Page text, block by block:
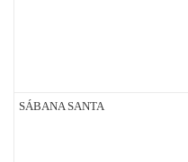
SÁBANA SANTA